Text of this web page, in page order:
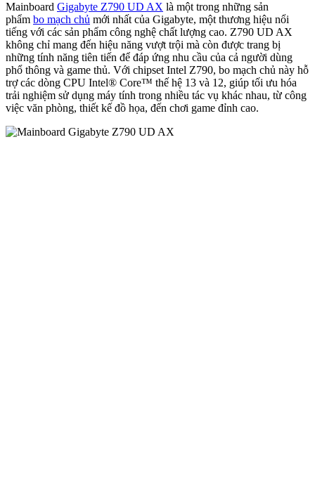
Mainboard Gigabyte Z790 UD AX là một trong những sản
phẩm bo mạch chủ mới nhất của Gigabyte, một thương hiệu nổi
tiếng với các sản phẩm công nghệ chất lượng cao. Z790 UD AX
không chỉ mang đến hiệu năng vượt trội mà còn được trang bị
những tính năng tiên tiến để đáp ứng nhu cầu của cả người dùng
phổ thông và game thủ. Với chipset Intel Z790, bo mạch chủ này hỗ
trợ các dòng CPU Intel® Core™ thế hệ 13 và 12, giúp tối ưu hóa
trải nghiệm sử dụng máy tính trong nhiều tác vụ khác nhau, từ công
việc văn phòng, thiết kế đồ họa, đến chơi game đỉnh cao.